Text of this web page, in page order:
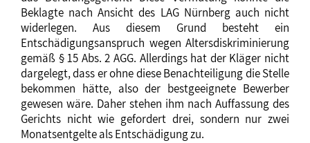
Beklagte nach Ansicht des LAG Nürnberg auch nicht
widerlegen. Aus diesem Grund besteht ein
Entschädigungsanspruch wegen Altersdiskriminierung
gemäß § 15 Abs. 2 AGG. Allerdings hat der Kläger nicht
dargelegt, dass er ohne diese Benachteiligung die Stelle
bekommen hätte, also der bestgeeignete Bewerber
gewesen wäre. Daher stehen ihm nach Auffassung des
Gerichts nicht wie gefordert drei, sondern nur zwei
Monatsentgelte als Entschädigung zu.